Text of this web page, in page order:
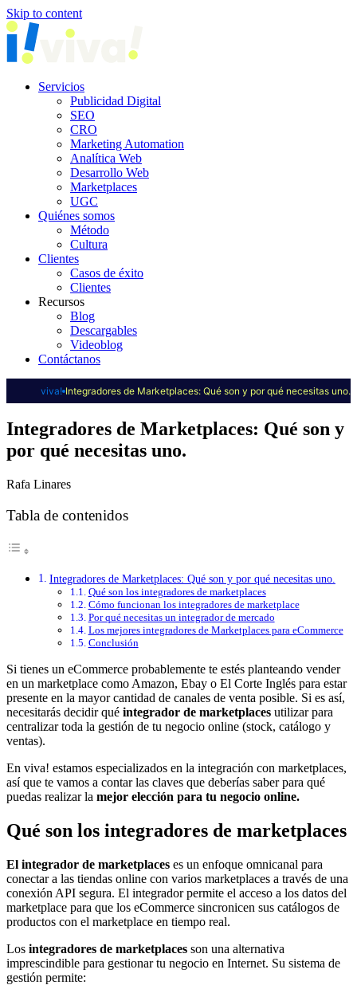
Skip to content
Servicios
Publicidad Digital
SEO
CRO
Marketing Automation
Analítica Web
Desarrollo Web
Marketplaces
UGC
Quiénes somos
Método
Cultura
Clientes
Casos de éxito
Clientes
Recursos
Blog
Descargables
Videoblog
Contáctanos
viva! Integradores de Marketplaces: Qué son y por qué necesitas uno.
Integradores de Marketplaces: Qué son y
por qué necesitas uno.
Rafa Linares
Tabla de contenidos
Integradores de Marketplaces: Qué son y por qué necesitas uno.
Qué son los integradores de marketplaces
Cómo funcionan los integradores de marketplace
Por qué necesitas un integrador de mercado
Los mejores integradores de Marketplaces para eCommerce
Conclusión
Si tienes un eCommerce probablemente te estés planteando vender
en un marketplace como Amazon, Ebay o El Corte Inglés para estar
presente en la mayor cantidad de canales de venta posible. Si es así,
necesitarás decidir qué integrador de marketplaces utilizar para
centralizar toda la gestión de tu negocio online (stock, catálogo y
ventas).
En viva! estamos especializados en la integración con marketplaces,
así que te vamos a contar las claves que deberías saber para qué
puedas realizar la mejor elección para tu negocio online.
Qué son los integradores de marketplaces
El integrador de marketplaces es un enfoque omnicanal para
conectar a las tiendas online con varios marketplaces a través de una
conexión API segura. El integrador permite el acceso a los datos del
marketplace para que los eCommerce sincronicen sus catálogos de
productos con el marketplace en tiempo real.
Los integradores de marketplaces son una alternativa
imprescindible para gestionar tu negocio en Internet. Su sistema de
gestión permite: